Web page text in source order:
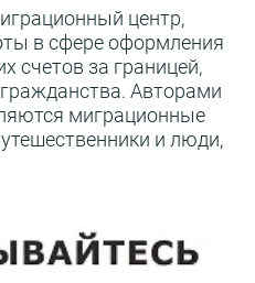
центр,
в сфере оформления
счетов за границей,
Авторами
миграционные
и люди,